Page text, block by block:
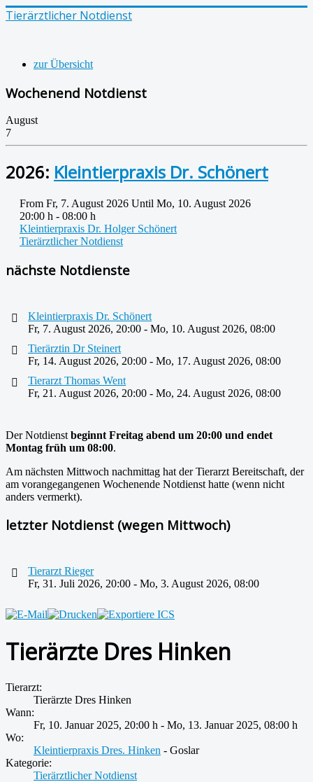
Tierärztlicher Notdienst
zur Übersicht
Wochenend Notdienst
August
7
2026: Kleintierpraxis Dr. Schönert
From Fr, 7. August 2026 Until Mo, 10. August 2026
20:00 h - 08:00 h
Kleintierpraxis Dr. Holger Schönert
Tierärztlicher Notdienst
nächste Notdienste
Kleintierpraxis Dr. Schönert
Fr, 7. August 2026, 20:00 -Mo, 10. August 2026,08:00
Tierärztin Dr Steinert
Fr, 14. August 2026, 20:00 -Mo, 17. August 2026,08:00
Tierarzt Thomas Went
Fr, 21. August 2026, 20:00 -Mo, 24. August 2026,08:00
Der Notdienst beginnt Freitag abend um 20:00 und endet
Montag früh um 08:00.
Am nächsten Mittwoch nachmittag hat der Tierarzt Bereitschaft, der
am vorangegangenen Wochenende Notdienst hatte (wenn nicht
anders vermerkt).
letzter Notdienst (wegen Mittwoch)
Tierarzt Rieger
Fr, 31. Juli 2026, 20:00 -Mo, 3. August 2026,08:00
Tierärzte Dres Hinken
Tierarzt:
Tierärzte Dres Hinken
Wann:
Fr, 10. Januar 2025, 20:00 h - Mo, 13. Januar 2025, 08:00 h
Wo:
Kleintierpraxis Dres. Hinken - Goslar
Kategorie:
Tierärztlicher Notdienst